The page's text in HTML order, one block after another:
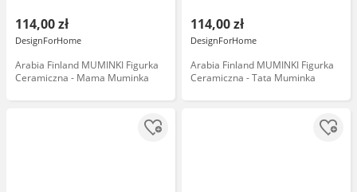
114,00 zł
DesignForHome
Arabia Finland MUMINKI Figurka
Ceramiczna - Mama Muminka
114,00 zł
DesignForHome
Arabia Finland MUMINKI Figurka
Ceramiczna - Tata Muminka